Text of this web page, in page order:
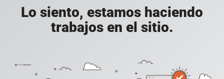
Lo siento, estamos haciendo
trabajos en el sitio.